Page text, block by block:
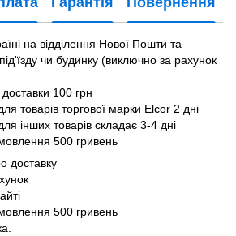
на відділення Нової Пошти та
чи будинку (виключно за рахунок
100 грн
товарів торгової марки Elcor 2 дні
інших товарів складає 3-4 дні
500 гривень
доставку
500 гривень